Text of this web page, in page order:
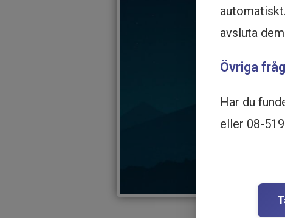
avsluta
Övriga
Har du
eller 08-